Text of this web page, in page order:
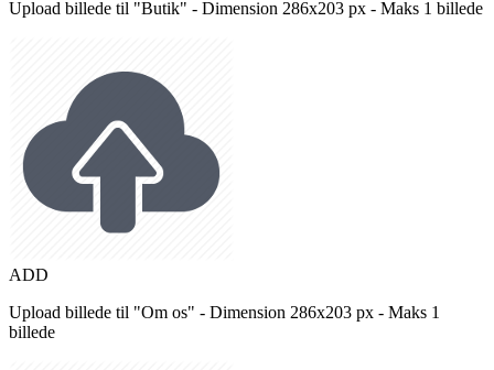
Upload billede til "Butik" - Dimension 286x203 px - Maks 1 billede
ADD
Upload billede til "Om os" - Dimension 286x203 px - Maks 1
billede